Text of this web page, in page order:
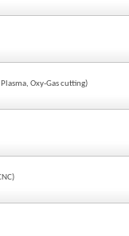
Oxy-Gas cutting)